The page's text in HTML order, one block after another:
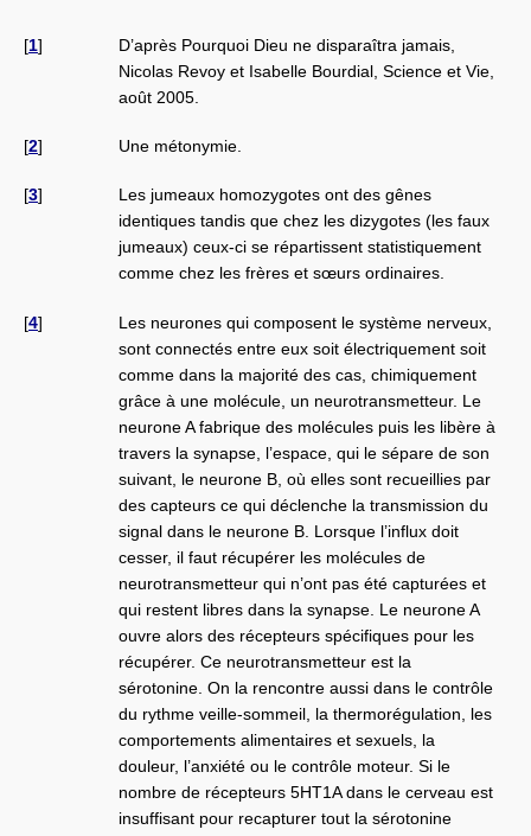
[1]
D’après Pourquoi Dieu ne disparaîtra jamais,
Nicolas Revoy et Isabelle Bourdial, Science et Vie,
août 2005.
[2] Une métonymie.
[3]
Les jumeaux homozygotes ont des gênes
identiques tandis que chez les dizygotes (les faux
jumeaux) ceux-ci se répartissent statistiquement
comme chez les frères et sœurs ordinaires.
[4]
Les neurones qui composent le système nerveux,
sont connectés entre eux soit électriquement soit
comme dans la majorité des cas, chimiquement
grâce à une molécule, un neurotransmetteur. Le
neurone A fabrique des molécules puis les libère à
travers la synapse, l’espace, qui le sépare de son
suivant, le neurone B, où elles sont recueillies par
des capteurs ce qui déclenche la transmission du
signal dans le neurone B. Lorsque l’influx doit
cesser, il faut récupérer les molécules de
neurotransmetteur qui n’ont pas été capturées et
qui restent libres dans la synapse. Le neurone A
ouvre alors des récepteurs spécifiques pour les
récupérer. Ce neurotransmetteur est la
sérotonine. On la rencontre aussi dans le contrôle
du rythme veille-sommeil, la thermorégulation, les
comportements alimentaires et sexuels, la
douleur, l’anxiété ou le contrôle moteur. Si le
nombre de récepteurs 5HT1A dans le cerveau est
insuffisant pour recapturer tout la sérotonine